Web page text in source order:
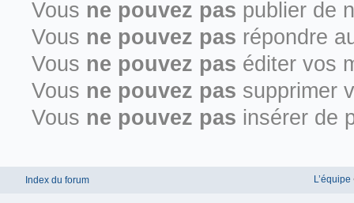
Vous ne pouvez pas publier de
Vous ne pouvez pas répondre
Vous ne pouvez pas éditer vos
Vous ne pouvez pas supprimer
Vous ne pouvez pas insérer de
Index du forum L’équipe